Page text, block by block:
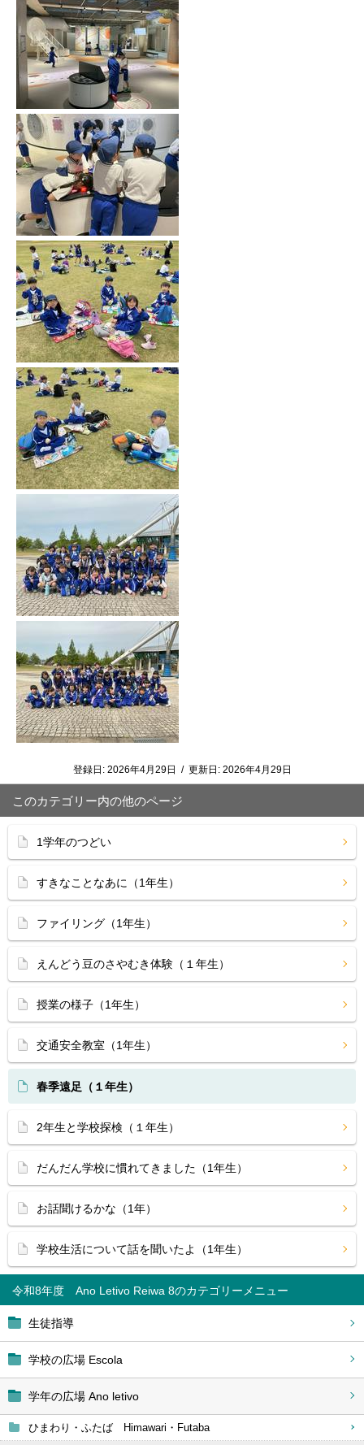
令和8年度 Ano Letivo Reiwa 8
生徒指導
学校の広場 Escola
学年の広場 Ano letivo
ひまわり・ふたば Himawari・Futaba
登録日: 2026年4月29日 / 更新日: 2026年4月29日
このカテゴリー内の他のページ
1学年のつどい
すきなことなあに（1年生）
ファイリング（1年生）
えんどう豆のさやむき体験（１年生）
授業の様子（1年生）
交通安全教室（1年生）
春季遠足（１年生）
2年生と学校探検（１年生）
だんだん学校に慣れてきました（1年生）
お話聞けるかな（1年）
学校生活について話を聞いたよ（1年生）